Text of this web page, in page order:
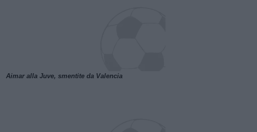
Aimar alla Juve, smentite da Valencia